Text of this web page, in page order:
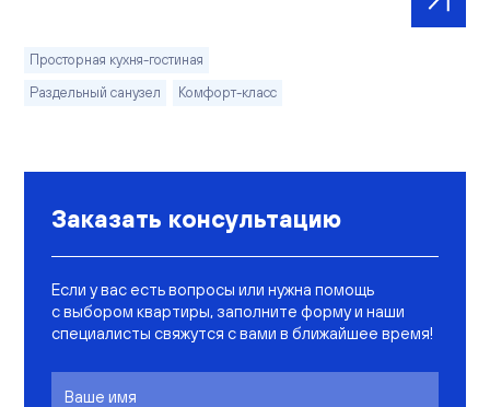
Просторная кухня-гостиная
Раздельный санузел
Комфорт-класс
Заказать консультацию
Если у вас есть вопросы или нужна помощь
с выбором квартиры, заполните форму и наши
специалисты свяжутся с вами в ближайшее время!